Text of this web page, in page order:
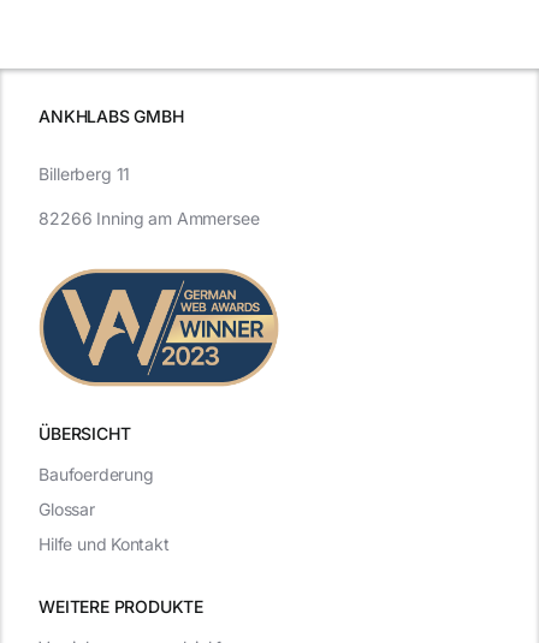
ANKHLABS GMBH
ÜBERSICHT
WEITERE PRODUKTE
Billerberg 11
82266 Inning am Ammersee
Baufoerderung
Glossar
Hilfe und Kontakt